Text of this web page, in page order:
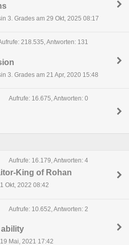
3. Grades am 29 Okt, 2025 08:17
218.535, Antworten: 131
3. Grades am 21 Apr, 2020 15:48
Aufrufe: 16.675, Antworten: 0
Aufrufe: 16.179, Antworten: 4
King of Rohan
Okt, 2022 08:42
Aufrufe: 10.652, Antworten: 2
Mai, 2021 17:42